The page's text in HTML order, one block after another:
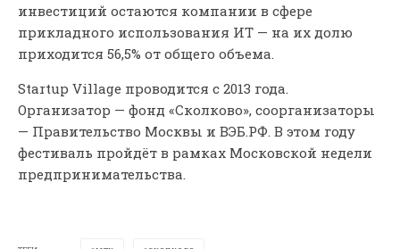
инвестиций остаются компании в сфере
прикладного использования ИТ — на их долю
приходится 56,5% от общего объема.
Startup Village проводится с 2013 года.
Организатор — фонд «Сколково», соорганизаторы
— Правительство Москвы и ВЭБ.РФ. В этом году
фестиваль пройдёт в рамках Московской недели
предпринимательства.